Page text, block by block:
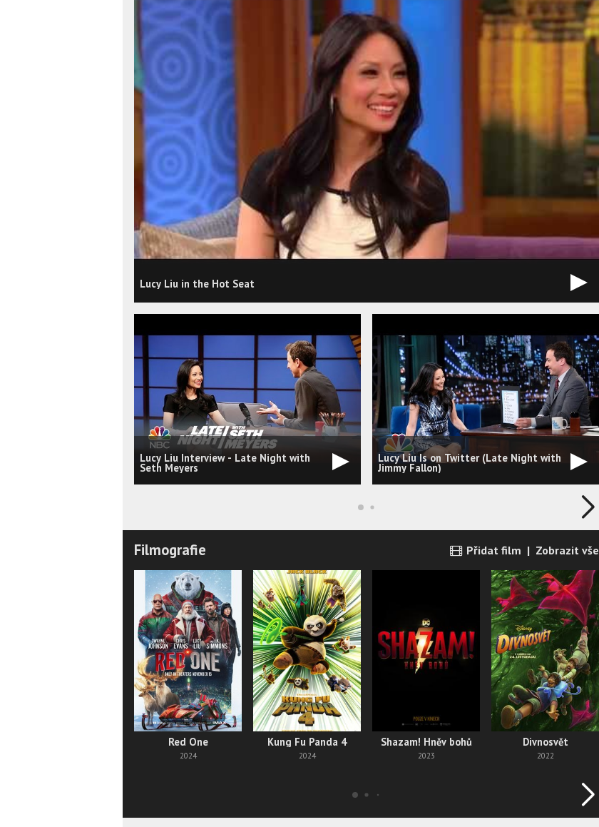
Lucy Liu in the Hot Seat
Lucy Liu Interview - Late Night with
Seth Meyers
Lucy Liu Is on Twitter (Late Night with
Jimmy Fallon)
Filmografie Přidat film | Zobrazit vše
Red One
2024
Kung Fu Panda 4
2024
Shazam! Hněv bohů
2023
Divnosvět
2022